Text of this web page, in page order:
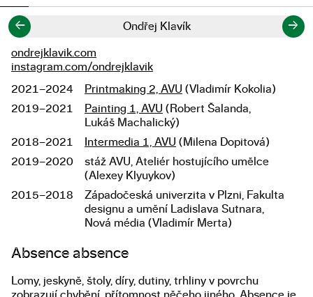
Ondřej Klavík
← →
Links
ondrejklavik.com
instagram.com/ondrejklavik
Studies
2021–2024 Printmaking 2, AVU (Vladimír Kokolia)
2019–2021
Painting 1, AVU (Robert Šalanda,
Lukáš Machalický)
2018–2021
Intermedia 1, AVU (Milena Dopitová)
2019–2020
stáž AVU, Ateliér hostujícího umělce
(Alexey Klyuykov)
2015–2018
Západočeská univerzita v Plzni, Fakulta
designu a umění Ladislava Sutnara,
Nová média (Vladimír Merta)
About the work
Absence absence
Lomy, jeskyně, štoly, díry, dutiny, trhliny v povrchu
zobrazují chybění, přítomnost něčeho jiného. Absence je